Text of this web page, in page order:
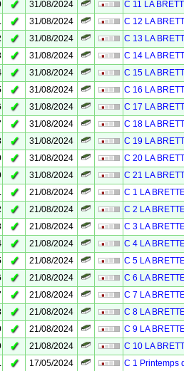
✓ 31/08/2024
C 11 LA
✓ 31/08/2024
C 12 LA
✓ 31/08/2024
C 13 LA
✓ 31/08/2024
C 14 LA
✓ 31/08/2024
C 15 LA
✓ 31/08/2024
C 16 LA
✓ 31/08/2024
C 17 LA
✓ 31/08/2024
C 18 LA
✓ 31/08/2024
C 19 LA
✓ 31/08/2024
C 20 LA
✓ 31/08/2024
C 21 LA
✓ 21/08/2024
C 1 LA
✓ 21/08/2024
C 2 LA
✓ 21/08/2024
C 3 LA
✓ 21/08/2024
C 4 LA
✓ 21/08/2024
C 5 LA
✓ 21/08/2024
C 6 LA
✓ 21/08/2024
C 7 LA
✓ 21/08/2024
C 8 LA
✓ 21/08/2024
C 9 LA
✓ 21/08/2024
C 10 LA
✓ 17/05/2024
C 1 Printemps